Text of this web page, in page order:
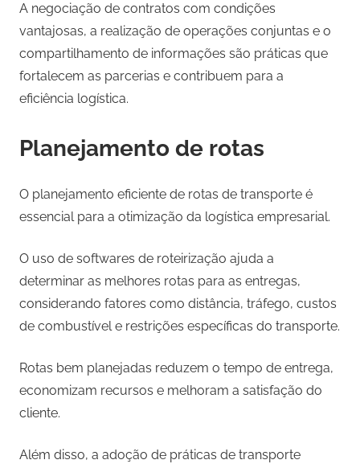
A negociação de contratos com condições
vantajosas, a realização de operações conjuntas e o
compartilhamento de informações são práticas que
fortalecem as parcerias e contribuem para a
eficiência logística.
Planejamento de rotas
O planejamento eficiente de rotas de transporte é
essencial para a otimização da logística empresarial.
O uso de softwares de roteirização ajuda a
determinar as melhores rotas para as entregas,
considerando fatores como distância, tráfego, custos
de combustível e restrições específicas do transporte.
Rotas bem planejadas reduzem o tempo de entrega,
economizam recursos e melhoram a satisfação do
cliente.
Além disso, a adoção de práticas de transporte